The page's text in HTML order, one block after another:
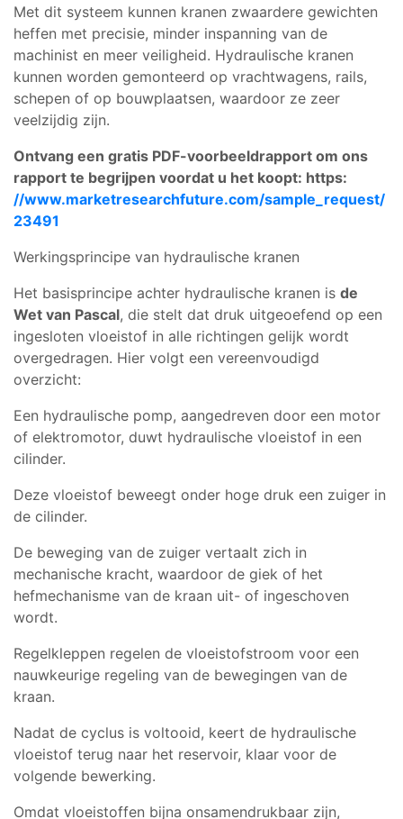
Met dit systeem kunnen kranen zwaardere gewichten
heffen met precisie, minder inspanning van de
machinist en meer veiligheid. Hydraulische kranen
kunnen worden gemonteerd op vrachtwagens, rails,
schepen of op bouwplaatsen, waardoor ze zeer
veelzijdig zijn.
Ontvang een gratis PDF-voorbeeldrapport om ons
rapport te begrijpen voordat u het koopt: https:
//www.marketresearchfuture.com/sample_request/
23491
Werkingsprincipe van hydraulische kranen
Het basisprincipe achter hydraulische kranen is de
Wet van Pascal, die stelt dat druk uitgeoefend op een
ingesloten vloeistof in alle richtingen gelijk wordt
overgedragen. Hier volgt een vereenvoudigd
overzicht:
Een hydraulische pomp, aangedreven door een motor
of elektromotor, duwt hydraulische vloeistof in een
cilinder.
Deze vloeistof beweegt onder hoge druk een zuiger in
de cilinder.
De beweging van de zuiger vertaalt zich in
mechanische kracht, waardoor de giek of het
hefmechanisme van de kraan uit- of ingeschoven
wordt.
Regelkleppen regelen de vloeistofstroom voor een
nauwkeurige regeling van de bewegingen van de
kraan.
Nadat de cyclus is voltooid, keert de hydraulische
vloeistof terug naar het reservoir, klaar voor de
volgende bewerking.
Omdat vloeistoffen bijna onsamendrukbaar zijn,